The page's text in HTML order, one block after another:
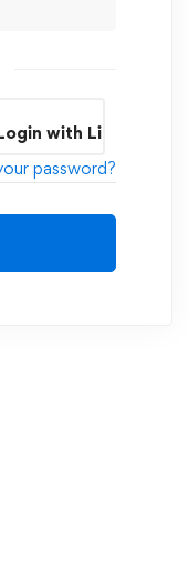
with Linkedin
password?